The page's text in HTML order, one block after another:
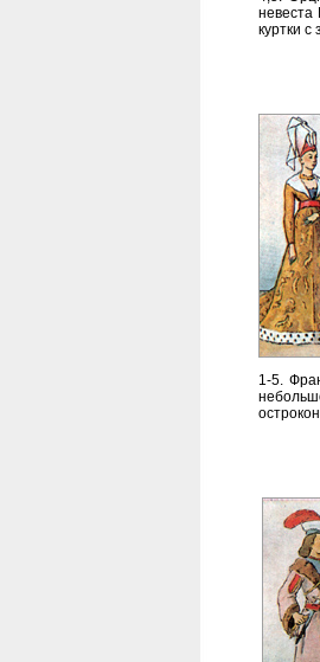
невеста
куртки
1-5.